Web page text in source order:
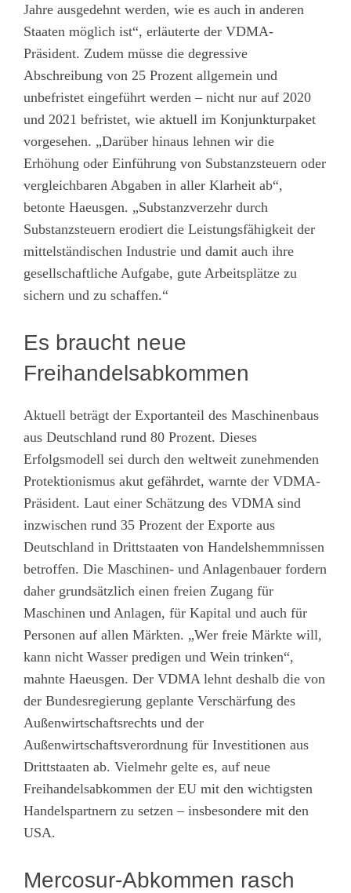
Jahre ausgedehnt werden, wie es auch in anderen
Staaten möglich ist“, erläuterte der VDMA-
Präsident. Zudem müsse die degressive
Abschreibung von 25 Prozent allgemein und
unbefristet eingeführt werden – nicht nur auf 2020
und 2021 befristet, wie aktuell im Konjunkturpaket
vorgesehen. „Darüber hinaus lehnen wir die
Erhöhung oder Einführung von Substanzsteuern oder
vergleichbaren Abgaben in aller Klarheit ab“,
betonte Haeusgen. „Substanzverzehr durch
Substanzsteuern erodiert die Leistungsfähigkeit der
mittelständischen Industrie und damit auch ihre
gesellschaftliche Aufgabe, gute Arbeitsplätze zu
sichern und zu schaffen.“
Es braucht neue
Freihandelsabkommen
Aktuell beträgt der Exportanteil des Maschinenbaus
aus Deutschland rund 80 Prozent. Dieses
Erfolgsmodell sei durch den weltweit zunehmenden
Protektionismus akut gefährdet, warnte der VDMA-
Präsident. Laut einer Schätzung des VDMA sind
inzwischen rund 35 Prozent der Exporte aus
Deutschland in Drittstaaten von Handelshemmnissen
betroffen. Die Maschinen- und Anlagenbauer fordern
daher grundsätzlich einen freien Zugang für
Maschinen und Anlagen, für Kapital und auch für
Personen auf allen Märkten. „Wer freie Märkte will,
kann nicht Wasser predigen und Wein trinken“,
mahnte Haeusgen. Der VDMA lehnt deshalb die von
der Bundesregierung geplante Verschärfung des
Außenwirtschaftsrechts und der
Außenwirtschaftsverordnung für Investitionen aus
Drittstaaten ab. Vielmehr gelte es, auf neue
Freihandelsabkommen der EU mit den wichtigsten
Handelspartnern zu setzen – insbesondere mit den
USA.
Mercosur-Abkommen rasch